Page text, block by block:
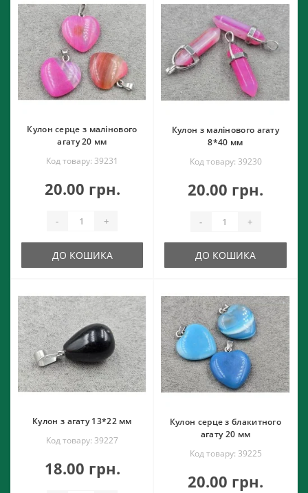
Кулон серце з малінового
агату 20 мм
Код товару: 39231
20.00 грн.
- +
ДО КОШИКА
Кулон з малінового агату
8*40 мм
Код товару: 39230
20.00 грн.
- +
ДО КОШИКА
Кулон з агату 13*22 мм
Код товару: 39227
18.00 грн.
Кулон серце з блакитного
агату 20 мм
Код товару: 39225
20.00 грн.